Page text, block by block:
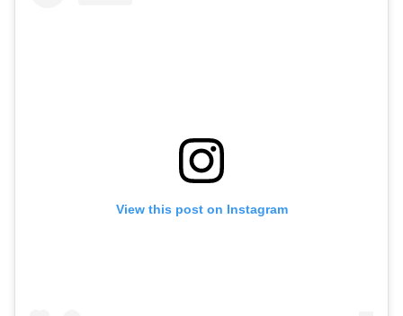
View this post on Instagram